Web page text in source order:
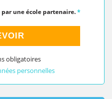
une école partenaire.*
obligatoires
personnelles